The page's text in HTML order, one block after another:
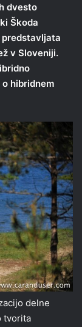
dvesto
Škoda
predstavljata
v Sloveniji.
hibridnem
delne
tvorita